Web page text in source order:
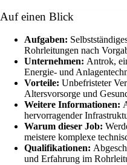
Auf einen Blick
Aufgaben:
Rohrleitungen nach
Unternehmen: Antrok,
Energie- und
Vorteile: Unbefristeter
Altersvorsorge und
Weitere Informationen:
hervorragender
Warum dieser Job:
meistere komplexe
Qualifikationen:
und Erfahrung im